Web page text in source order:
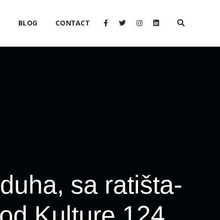
BLOG CONTACT
sa ratišta-